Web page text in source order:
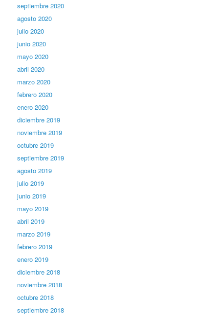
septiembre 2020
agosto 2020
julio 2020
junio 2020
mayo 2020
abril 2020
marzo 2020
febrero 2020
enero 2020
diciembre 2019
noviembre 2019
octubre 2019
septiembre 2019
agosto 2019
julio 2019
junio 2019
mayo 2019
abril 2019
marzo 2019
febrero 2019
enero 2019
diciembre 2018
noviembre 2018
octubre 2018
septiembre 2018